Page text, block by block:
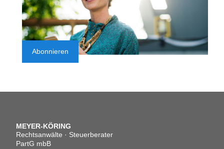
Abonnieren
MEYER-KÖRING
Rechtsanwälte · Steuerberater
PartG mbB